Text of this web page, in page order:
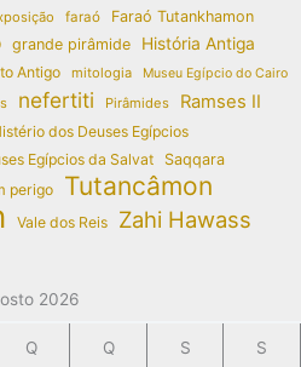
faraó Faraó Tutankhamon
grande pirâmide
História Antiga
Antigo mitologia Museu Egípcio do Cairo
nefertiti Pirâmides Ramses II
dos Deuses Egípcios
Egípcios da Salvat
Saqqara
perigo
Tutancâmon
Vale dos Reis Zahi Hawass
2026
Q Q S S